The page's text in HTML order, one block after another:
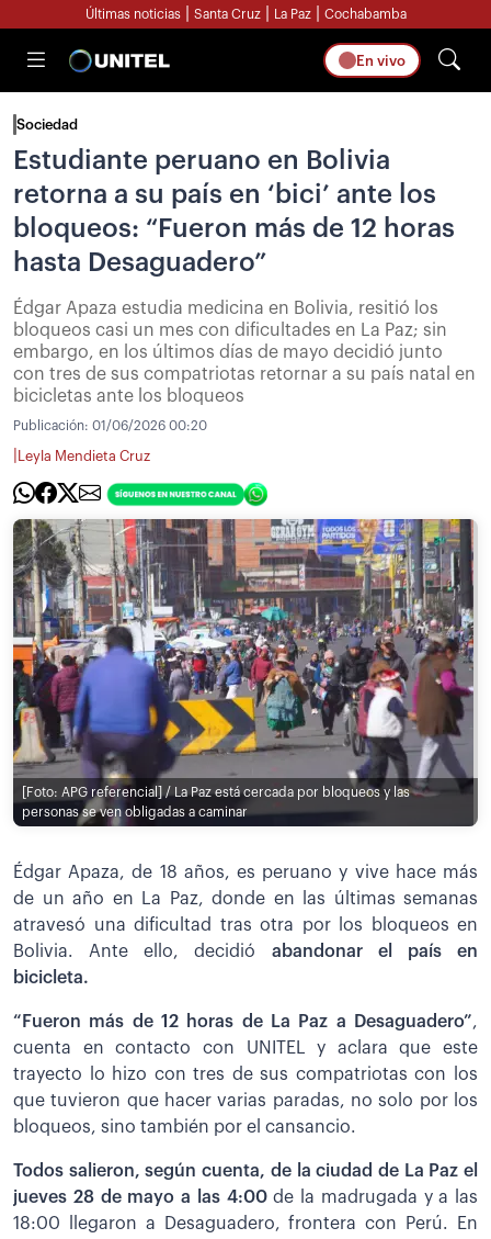
Últimas noticias Santa Cruz La Paz Cochabamba
En vivo
Sociedad
Estudiante peruano en Bolivia
retorna a su país en ‘bici’ ante los
bloqueos: “Fueron más de 12 horas
hasta Desaguadero”
Édgar Apaza estudia medicina en Bolivia, resitió los
bloqueos casi un mes con dificultades en La Paz; sin
embargo, en los últimos días de mayo decidió junto
con tres de sus compatriotas retornar a su país natal en
bicicletas ante los bloqueos
Publicación: 01/06/2026 00:20
Leyla Mendieta Cruz
[Foto: APG referencial] / La Paz está cercada por bloqueos y las
personas se ven obligadas a caminar
Édgar Apaza, de 18 años, es peruano y vive hace más
de un año en La Paz, donde en las últimas semanas
atravesó una dificultad tras otra por los bloqueos en
Bolivia. Ante ello, decidió abandonar el país en
bicicleta.
“Fueron más de 12 horas de La Paz a Desaguadero”,
cuenta en contacto con UNITEL y aclara que este
trayecto lo hizo con tres de sus compatriotas con los
que tuvieron que hacer varias paradas, no solo por los
bloqueos, sino también por el cansancio.
Todos salieron, según cuenta, de la ciudad de La Paz el
jueves 28 de mayo a las 4:00de la madrugada y a las
18:00 llegaron a Desaguadero, frontera con Perú. En